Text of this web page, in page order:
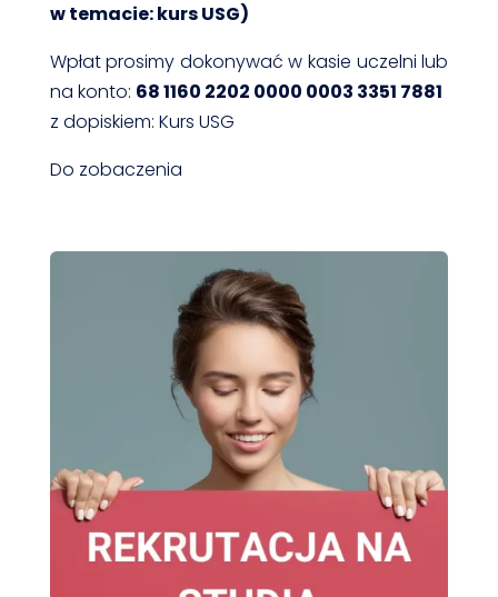
w temacie: kurs USG)
Wpłat prosimy dokonywać w kasie uczelni lub
na konto: 68 1160 2202 0000 0003 3351 7881
z dopiskiem: Kurs USG
Do zobaczenia